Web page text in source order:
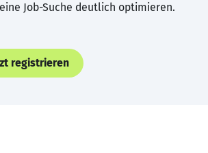
Job-Suche deutlich optimieren.
registrieren